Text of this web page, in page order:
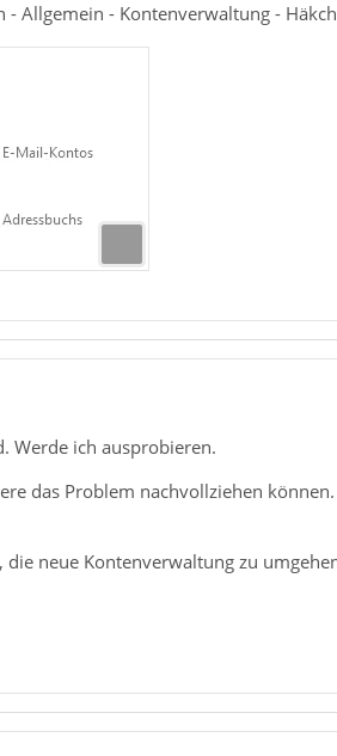
- Allgemein - Kontenverwaltung -
Werde ich ausprobieren.
das Problem nachvollziehen
neue Kontenverwaltung zu